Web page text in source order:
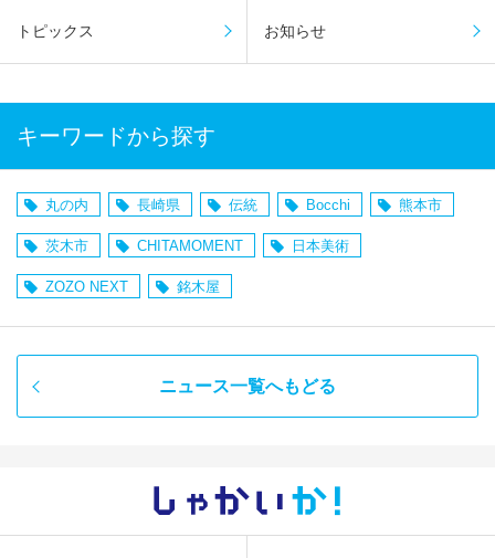
トピックス お知らせ
キーワードから探す
丸の内 長崎県 伝統 Bocchi 熊本市
茨木市 CHITAMOMENT 日本美術
ZOZO NEXT 銘木屋
ニュース一覧へもどる
しゃかい か！